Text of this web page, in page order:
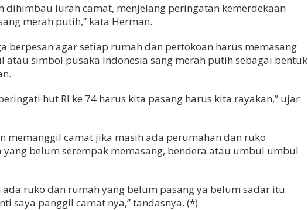
dihimbau lurah camat, menjelang peringatan kemerdekaan
merah putih,” kata Herman.
berpesan agar setiap rumah dan pertokoan harus memasang
atau simbol pusaka Indonesia sang merah putih sebagai bentuk
hut RI ke 74 harus kita pasang harus kita rayakan,” ujar
memanggil camat jika masih ada perumahan dan ruko
belum serempak memasang, bendera atau umbul umbul
ada ruko dan rumah yang belum pasang ya belum sadar itu
saya panggil camat nya,” tandasnya. (*)